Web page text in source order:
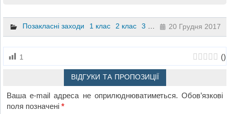
Позакласні заходи 1 клас 2 клас 3 клас 4 клас
20 Грудня 2017
1 ()
ВІДГУКИ ТА ПРОПОЗИЦІЇ
Ваша e-mail адреса не оприлюднюватиметься. Обов’язкові
поля позначені*